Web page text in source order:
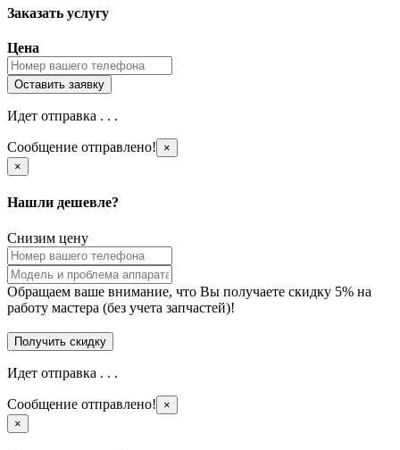
Заказать услугу
Цена
Идет отправка . . .
Сообщение отправлено!
×
×
Нашли дешевле?
Снизим цену
Обращаем ваше внимание, что Вы получаете скидку 5% на
работу мастера (без учета запчастей)!
Идет отправка . . .
Сообщение отправлено!
×
×